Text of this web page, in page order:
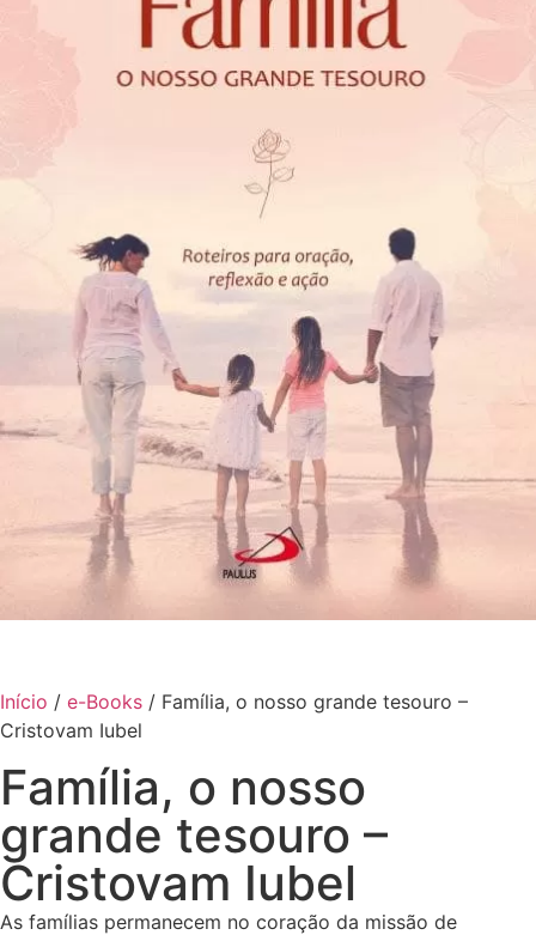
Início / e-Books / Família, o nosso grande tesouro –
Cristovam Iubel
Família, o nosso
grande tesouro –
Cristovam Iubel
As famílias permanecem no coração da missão de